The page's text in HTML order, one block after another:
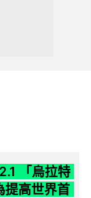
「烏拉特
提高世界首